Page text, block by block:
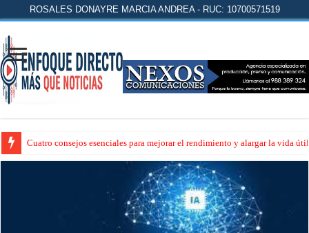
ROSALES DONAYRE MARCIA ANDREA - RUC: 10700571519
Cuatro consejos esenciales para mejorar el rendimiento y alargar la vida